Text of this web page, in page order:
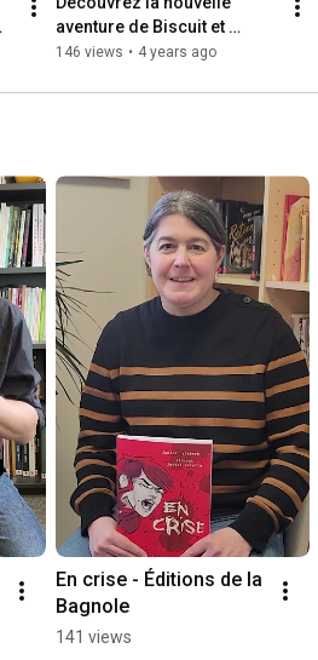
aventure de Biscuit et
Cassonade dans l'espace!
146 views • 4 years ago
En crise - Éditions de la
Bagnole
141 views